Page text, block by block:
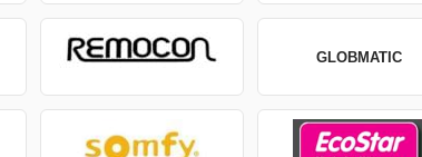
GLOBMATIC